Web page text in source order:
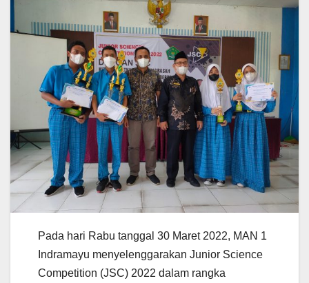
Pada hari Rabu tanggal 30 Maret 2022, MAN 1
Indramayu menyelenggarakan Junior Science
Competition (JSC) 2022 dalam rangka